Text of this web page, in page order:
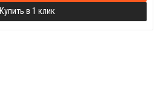
Купить в 1 клик